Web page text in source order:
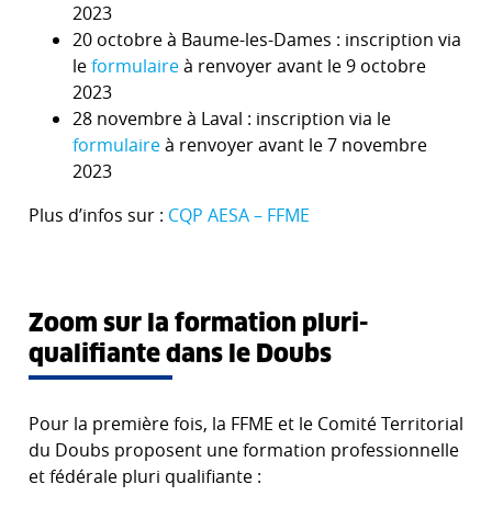
2023
20 octobre à Baume-les-Dames : inscription via
leformulaireà renvoyer avant le 9 octobre
2023
28 novembre à Laval : inscription via le
formulaireà renvoyer avant le 7 novembre
2023
Plus d’infos sur : CQP AESA – FFME
Zoom sur la formation pluri-
qualifiante dans le Doubs
Pour la première fois, la FFME et le Comité Territorial
du Doubs proposent une formation professionnelle
et fédérale pluri qualifiante :